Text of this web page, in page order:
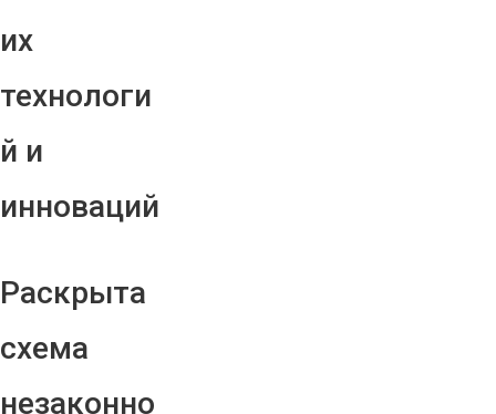
их
технологи
й и
инноваций
Раскрыта
схема
незаконно